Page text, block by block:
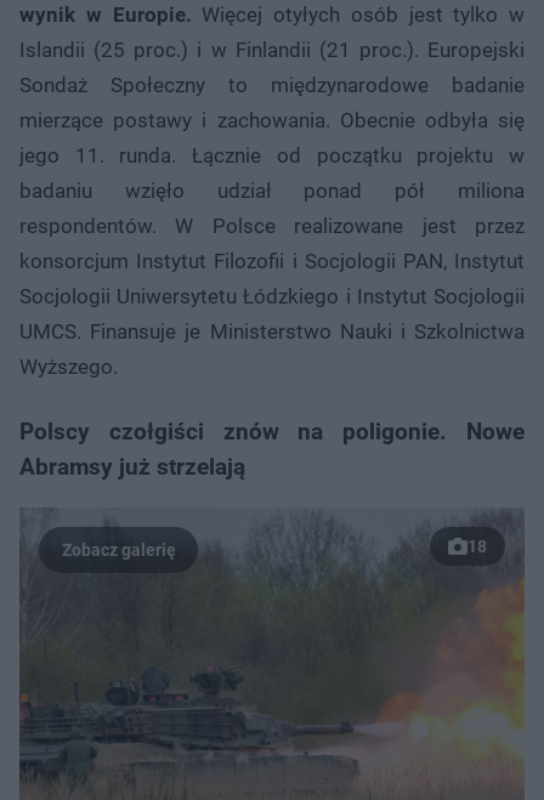
wynik w Europie. Więcej otyłych osób jest tylko w
Islandii (25 proc.) i w Finlandii (21 proc.). Europejski
Sondaż Społeczny to międzynarodowe badanie
mierzące postawy i zachowania. Obecnie odbyła się
jego 11. runda. Łącznie od początku projektu w
badaniu wzięło udział ponad pół miliona
respondentów. W Polsce realizowane jest przez
konsorcjum Instytut Filozofii i Socjologii PAN, Instytut
Socjologii Uniwersytetu Łódzkiego i Instytut Socjologii
UMCS. Finansuje je Ministerstwo Nauki i Szkolnictwa
Wyższego.
Polscy czołgiści znów na poligonie. Nowe
Abramsy już strzelają
18